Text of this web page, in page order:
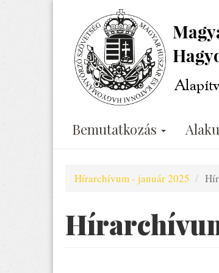
Bemutatkozás
Hírarchívum - január 2025